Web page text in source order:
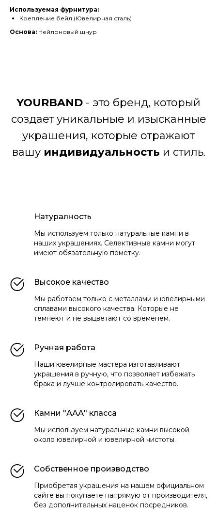
Используемая фурнитура:
Крепление бейл (Ювелирная сталь)
Основа: Нейлоновый шнур
YOURBAND - это бренд, который
создает уникальные и изысканные
украшения, которые отражают
вашу индивидуальность и стиль.
Натуралность
Мы используем только натуральные камни в
наших украшениях. Селективные камни могут
имеют обязательную пометку.
Высокое качество
Мы работаем только с металлами и ювелирными
сплавами высокого качества. Которые не
темнеют и не выцветают со временем.
Ручная работа
Наши ювелирные мастера изготавливают
украшения в ручную, что позволяет избежать
брака и лучше контролировать качество.
Камни "ААА" класса
Мы используем натуральные камни высокой
около ювелирной и ювелирной чистоты.
Собственное производство
Приобретая украшения на нашем официальном
сайте вы покупаете напрямую от производителя,
без дополнительных наценок посредников.